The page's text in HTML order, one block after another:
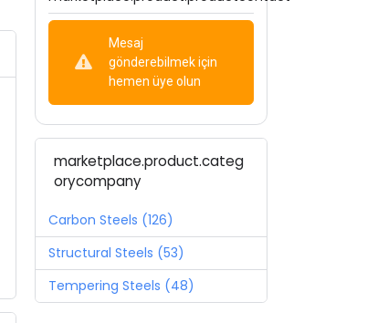
Mesaj
gönderebilmek için
hemen üye olun
marketplace.product.categ
orycompany
Carbon Steels (126)
Structural Steels (53)
Tempering Steels (48)